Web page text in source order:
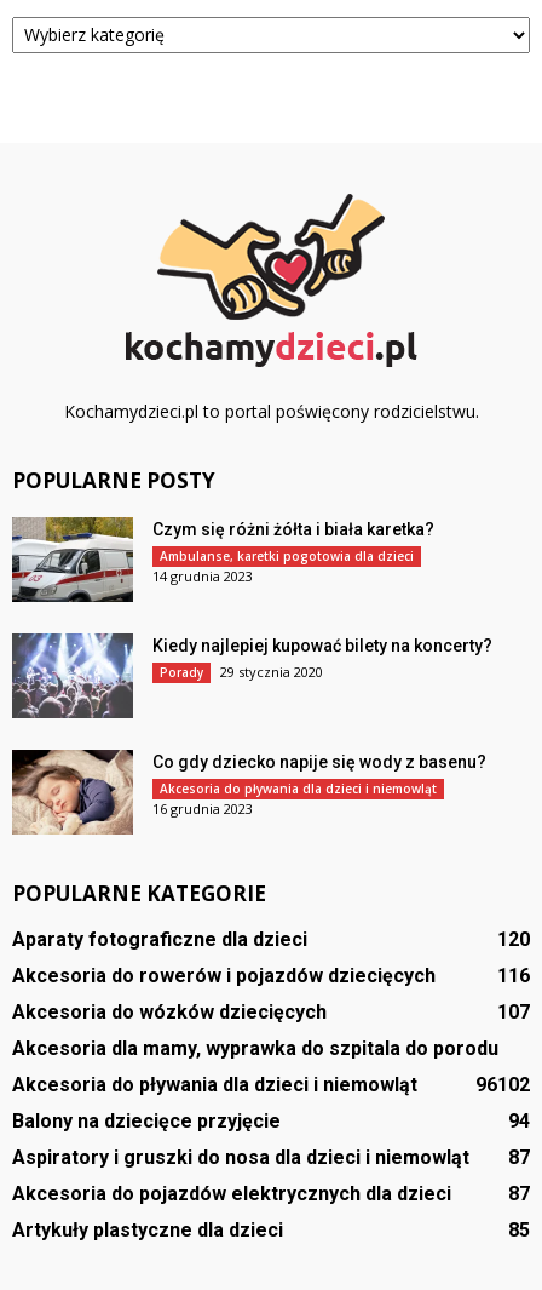
Kategorie
Kochamydzieci.pl to portal poświęcony rodzicielstwu.
POPULARNE POSTY
Czym się różni żółta i biała karetka?
Ambulanse, karetki pogotowia dla dzieci
14 grudnia 2023
Kiedy najlepiej kupować bilety na koncerty?
Porady 29 stycznia 2020
Co gdy dziecko napije się wody z basenu?
Akcesoria do pływania dla dzieci i niemowląt
16 grudnia 2023
POPULARNE KATEGORIE
Aparaty fotograficzne dla dzieci
120
Akcesoria do rowerów i pojazdów dziecięcych
116
Akcesoria do wózków dziecięcych
107
Akcesoria dla mamy, wyprawka do szpitala do porodu
102
Akcesoria do pływania dla dzieci i niemowląt
96
Balony na dziecięce przyjęcie
94
Aspiratory i gruszki do nosa dla dzieci i niemowląt
87
Akcesoria do pojazdów elektrycznych dla dzieci
87
Artykuły plastyczne dla dzieci
85